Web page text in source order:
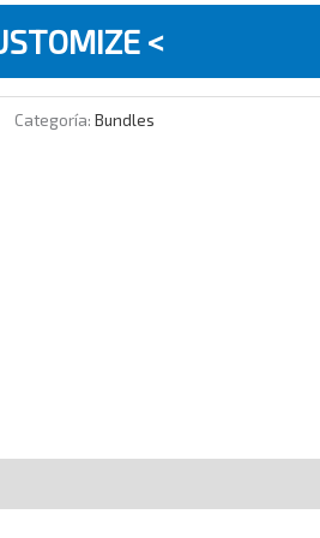
€.
<
Categoría: Bundles